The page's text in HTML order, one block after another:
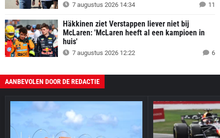
7 augustus 2026 14:34 11
Häkkinen ziet Verstappen liever niet bij
McLaren: 'McLaren heeft al een kampioen in
huis'
7 augustus 2026 12:22 6
AANBEVOLEN DOOR DE REDACTIE